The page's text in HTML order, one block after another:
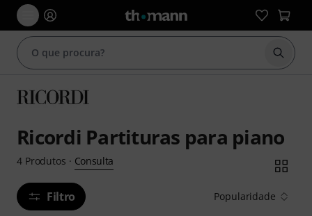
Iniciar
Ricordi Partituras para piano
4 Produtos · Consulta
Filtro Popularidade